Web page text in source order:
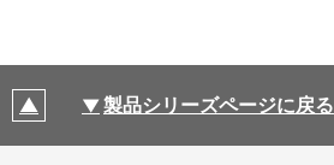
製品シリーズページに戻る